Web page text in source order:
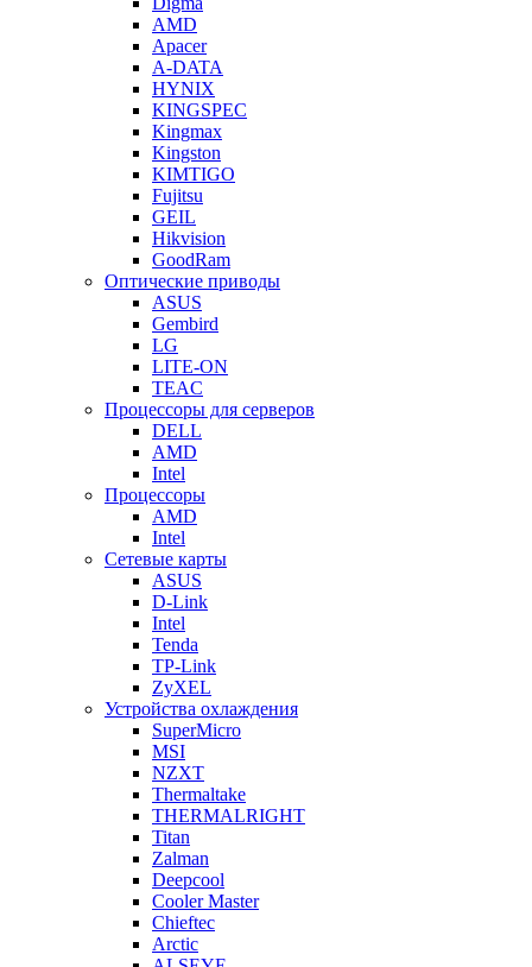
AMD
Apacer
A-DATA
HYNIX
KINGSPEC
Kingmax
Kingston
KIMTIGO
Fujitsu
GEIL
Hikvision
GoodRam
Оптические приводы
ASUS
Gembird
LG
LITE-ON
TEAC
Процессоры для серверов
DELL
AMD
Intel
Процессоры
AMD
Intel
Сетевые карты
ASUS
D-Link
Intel
Tenda
TP-Link
ZyXEL
Устройства охлаждения
SuperMicro
MSI
NZXT
Thermaltake
THERMALRIGHT
Titan
Zalman
Deepcool
Cooler Master
Chieftec
Arctic